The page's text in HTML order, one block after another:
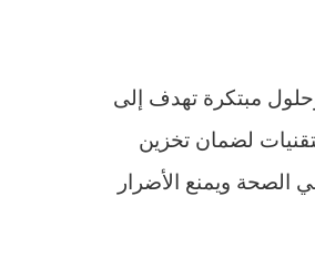
مبتكرة تهدف إلى
لضمان تخزين
الصحة ويمنع الأضرار